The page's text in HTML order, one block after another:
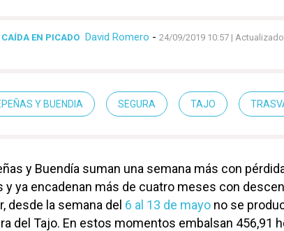
CAÍDA EN PICADO David Romero - 24/09/2019 10:57 |
Y BUENDIA SEGURA TAJO
y Buendía suman una semana más con
y ya encadenan más de cuatro meses con
desde la semana del 6 al 13 de mayo no se
del Tajo. En estos momentos embalsan 456,91